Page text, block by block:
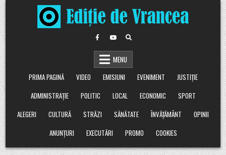
Skip
to
content
MENU
PRIMA PAGINĂ
VIDEO EMISIUNI EVENIMENT
JUSTIȚIE
ADMINISTRAȚIE
POLITIC LOCAL ECONOMIC
SPORT
ALEGERI
CULTURĂ STRĂZI SĂNĂTATE ÎNVĂȚĂMÂNT
OPINII
ANUNȚURI
EXECUTĂRI PROMO COOKIES